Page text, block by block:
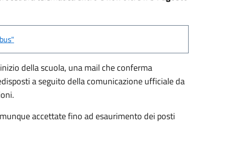
della scuola, una mail che conferma
a seguito della comunicazione ufficiale da
accettate fino ad esaurimento dei posti